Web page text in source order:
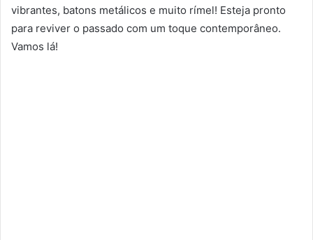
vibrantes, batons metálicos e muito rímel! Esteja pronto
para reviver o passado com um toque contemporâneo.
Vamos lá!